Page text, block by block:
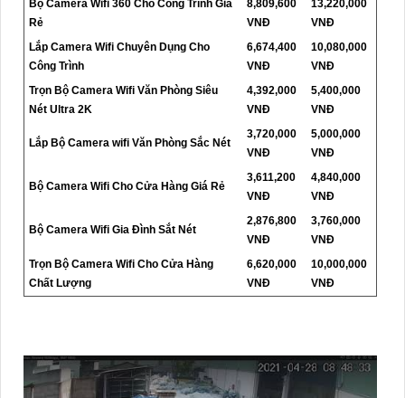
Bộ Camera Wifi 360 Cho Công Trình Giá
Rẻ
8,809,600
VNĐ
13,220,000
VNĐ
Lắp Camera Wifi Chuyên Dụng Cho
Công Trình
6,674,400
VNĐ
10,080,000
VNĐ
Trọn Bộ Camera Wifi Văn Phòng Siêu
Nét Ultra 2K
4,392,000
VNĐ
5,400,000
VNĐ
Lắp Bộ Camera wifi Văn Phòng Sắc Nét
3,720,000
VNĐ
5,000,000
VNĐ
Bộ Camera Wifi Cho Cửa Hàng Giá Rẻ
3,611,200
VNĐ
4,840,000
VNĐ
Bộ Camera Wifi Gia Đình Sắt Nét
2,876,800
VNĐ
3,760,000
VNĐ
Trọn Bộ Camera Wifi Cho Cửa Hàng
Chất Lượng
6,620,000
VNĐ
10,000,000
VNĐ